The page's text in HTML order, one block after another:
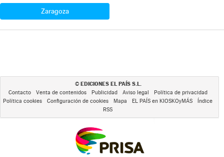
Zaragoza
© EDICIONES EL PAÍS S.L.
Contacto Venta de contenidos Publicidad Aviso legal
Política de privacidad
Política cookies
Configuración de cookies Mapa EL PAÍS en KIOSKOyMÁS
Índice
RSS